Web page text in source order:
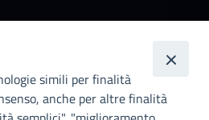
di
simili per finalità
anche per altre finalità